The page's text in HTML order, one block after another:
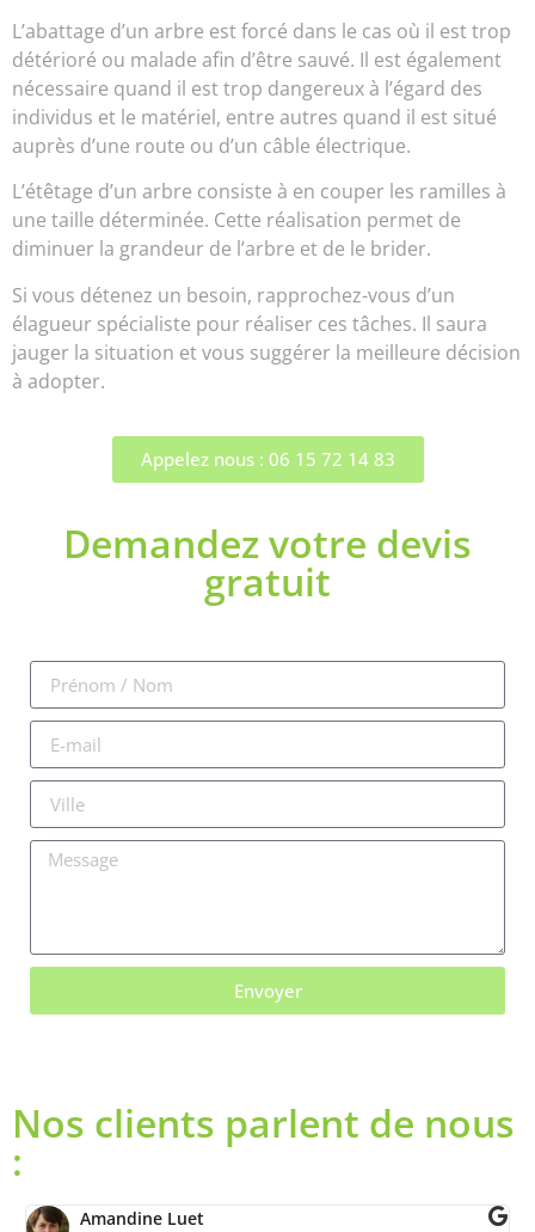
L’abattage d’un arbre est forcé dans le cas où il est trop
détérioré ou malade afin d’être sauvé. Il est également
nécessaire quand il est trop dangereux à l’égard des
individus et le matériel, entre autres quand il est situé
auprès d’une route ou d’un câble électrique.
L’étêtage d’un arbre consiste à en couper les ramilles à
une taille déterminée. Cette réalisation permet de
diminuer la grandeur de l’arbre et de le brider.
Si vous détenez un besoin, rapprochez-vous d’un
élagueur spécialiste pour réaliser ces tâches. Il saura
jauger la situation et vous suggérer la meilleure décision
à adopter.
Appelez nous : 06 15 72 14 83
Demandez votre devis
gratuit
Envoyer
Nos clients parlent de nous
:
Amandine Luet